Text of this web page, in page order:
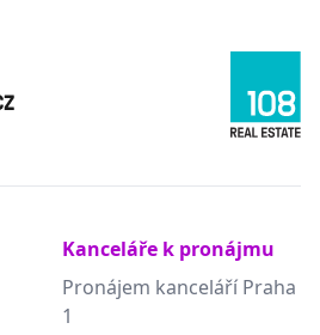
Kanceláře k pronájmu
Pronájem kanceláří Praha
1